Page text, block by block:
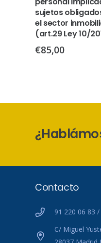
sujetos
el sector
(art.29 Ley 10/
€85,00
Contacto
91 220 06 83
C/ Miguel